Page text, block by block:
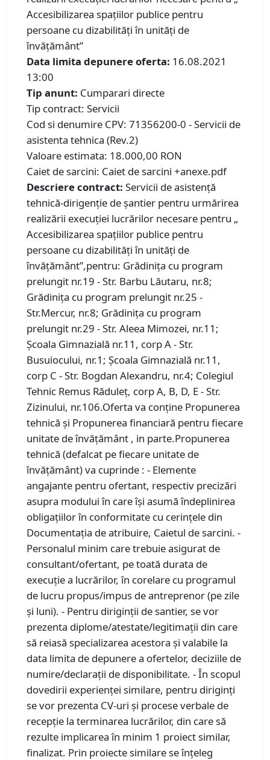
Accesibilizarea spațiilor publice pentru
persoane cu dizabilități în unități de
învățământ”
Data limita depunere oferta: 16.08.2021
13:00
Tip anunt: Cumparari directe
Tip contract: Servicii
Cod si denumire CPV: 71356200-0 - Servicii de
asistenta tehnica (Rev.2)
Valoare estimata: 18.000,00 RON
Caiet de sarcini: Caiet de sarcini +anexe.pdf
Descriere contract: Servicii de asistență
tehnică-dirigenţie de şantier pentru urmărirea
realizării execuției lucrărilor necesare pentru „
Accesibilizarea spațiilor publice pentru
persoane cu dizabilități în unități de
învățământ”,pentru: Grădinița cu program
prelungit nr.19 - Str. Barbu Lăutaru, nr.8;
Grădinița cu program prelungit nr.25 -
Str.Mercur, nr.8; Grădinița cu program
prelungit nr.29 - Str. Aleea Mimozei, nr.11;
Școala Gimnazială nr.11, corp A - Str.
Busuiocului, nr.1; Școala Gimnazială nr.11,
corp C - Str. Bogdan Alexandru, nr.4; Colegiul
Tehnic Remus Răduleț, corp A, B, D, E - Str.
Zizinului, nr.106.Oferta va conține Propunerea
tehnică și Propunerea financiară pentru fiecare
unitate de învățământ , in parte.Propunerea
tehnică (defalcat pe fiecare unitate de
învățământ) va cuprinde : - Elemente
angajante pentru ofertant, respectiv precizări
asupra modului în care își asumă îndeplinirea
obligațiilor în conformitate cu cerințele din
Documentația de atribuire, Caietul de sarcini. -
Personalul minim care trebuie asigurat de
consultant/ofertant, pe toată durata de
execuție a lucrărilor, în corelare cu programul
de lucru propus/impus de antreprenor (pe zile
și luni). - Pentru diriginţii de santier, se vor
prezenta diplome/atestate/legitimaţii din care
să reiasă specializarea acestora şi valabile la
data limita de depunere a ofertelor, deciziile de
numire/declarații de disponibilitate. - În scopul
dovedirii experienței similare, pentru diriginți
se vor prezenta CV-uri și procese verbale de
recepție la terminarea lucrărilor, din care să
rezulte implicarea în minim 1 proiect similar,
finalizat. Prin proiecte similare se înţeleg